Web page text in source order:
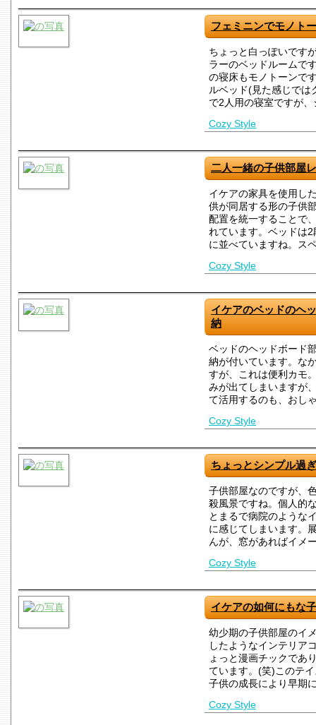
フェミニンでモノト
ちょっと白っぽいです
ラーのベッドルームで
の寝床もモノトーンで
ルベッド(見た感じで
で2人用の寝室ですが
Cozy Style
二人一緒の子供部屋
イケアの家具を使用し
供が同居する形の子供
配置を統一することで
れています。ベッドは
に並べていますね。ス
Cozy Style
イケアのベッドのヘ
納
ベッドのヘッドボード
納が付いています。な
すが、これは便利カモ
みが出てしまいますが
て活用するのも、おし
Cozy Style
ちょっとシンプル過
子供部屋なのですが、
殺風景ですね。個人的
とまるで病院のような
に感じてしまいます。
んが、窓があればイメ
Cozy Style
イケアの如何にもな
幼少期の子供部屋のイ
したようなインテリア
ょっと漫画チックであ
ています。(笑)このテ
子供の成長により早期
Cozy Style